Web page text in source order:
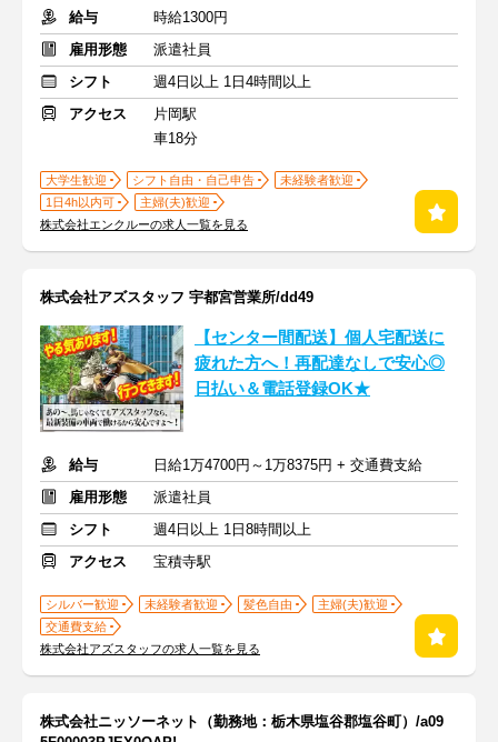
給与
時給1300円
雇用形態
派遣社員
シフト
週4日以上 1日4時間以上
アクセス
片岡駅
車18分
大学生歓迎 シフト自由・自己申告
未経験者歓迎
1日4h以内可
主婦(夫)歓迎
株式会社エンクルーの求人一覧を見る
株式会社アズスタッフ 宇都宮営業所/dd49
【センター間配送】個人宅配送に
疲れた方へ！再配達なしで安心◎
日払い＆電話登録OK★
給与
日給1万4700円～1万8375円 + 交通費支給
雇用形態
派遣社員
シフト
週4日以上 1日8時間以上
アクセス
宝積寺駅
シルバー歓迎 未経験者歓迎 髪色自由
主婦(夫)歓迎
交通費支給
株式会社アズスタッフの求人一覧を見る
株式会社ニッソーネット（勤務地：栃木県塩谷郡塩谷町）/a09